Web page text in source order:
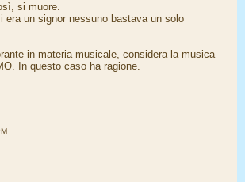
si muore.
era un signor nessuno bastava un solo
in materia musicale, considera la musica
In questo caso ha ragione.